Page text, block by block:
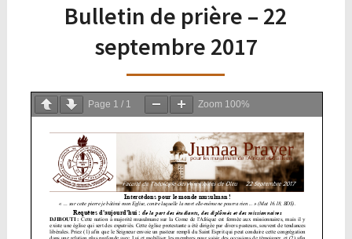
Bulletin de prière – 22
septembre 2017
Page 1 / 1 Zoom 100%